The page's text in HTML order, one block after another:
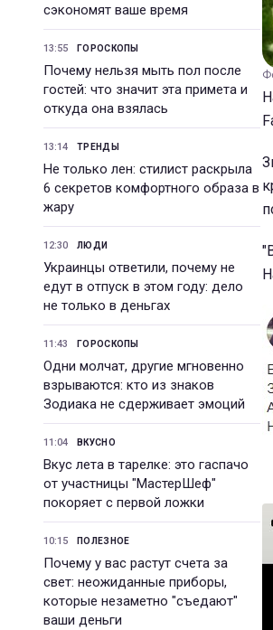
сэкономят ваше время
13:55 ГОРОСКОПЫ
Почему нельзя мыть пол после
гостей: что значит эта примета и
откуда она взялась
13:14 ТРЕНДЫ
Не только лен: стилист раскрыла
6 секретов комфортного образа в
жару
12:30 ЛЮДИ
Украинцы ответили, почему не
едут в отпуск в этом году: дело
не только в деньгах
11:43 ГОРОСКОПЫ
Одни молчат, другие мгновенно
взрываются: кто из знаков
Зодиака не сдерживает эмоций
11:04 ВКУСНО
Вкус лета в тарелке: это гаспачо
от участницы "МастерШеф"
покоряет с первой ложки
10:15 ПОЛЕЗНОЕ
Почему у вас растут счета за
свет: неожиданные приборы,
которые незаметно "съедают"
ваши деньги